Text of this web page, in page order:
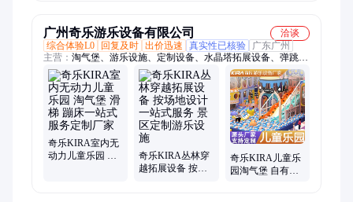
广州奇乐游乐设备有限公司
洽谈
综合体验L0
回复及时 出价迅速 真实性已核验
广东广州
主营： 淘气堡、游乐设施、定制设备、水晶塔拓展设备、弹跳迷
宫、儿童乐园、攀岩项目、忍者拓展、娱乐设备、亲子乐园、游
乐园设施、游乐钻石塔、游乐场设施、丛林穿越定制、游乐园设
备、儿童挑战设备、游乐场儿童设施、奇乐星球主题乐园
奇乐KIRA室内无
动力儿童乐园 淘
奇乐KIRA丛林穿
越拓展设备 按场
奇乐KIRA儿童乐
园淘气堡 自有工